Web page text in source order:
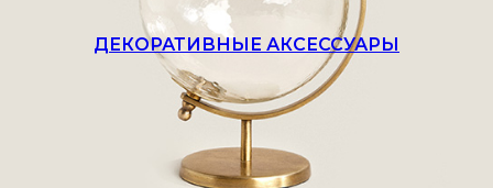
ДЕКОРАТИВНЫЕ АКСЕССУАРЫ